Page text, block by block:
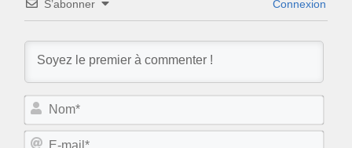
S’abonner Connexion
N
m
E